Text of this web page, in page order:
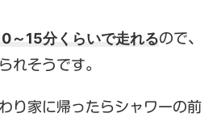
～15分くらいで走れるので、
れそうです。
り家に帰ったらシャワーの前